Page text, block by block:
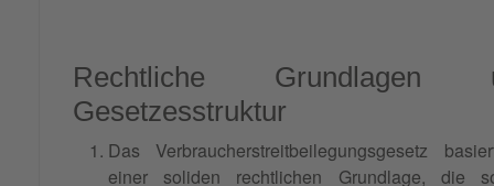
Rechtliche Grundlagen
Gesetzesstruktur
Das Verbraucherstreitbeilegungsgesetz
einer soliden rechtlichen Grundlage, die